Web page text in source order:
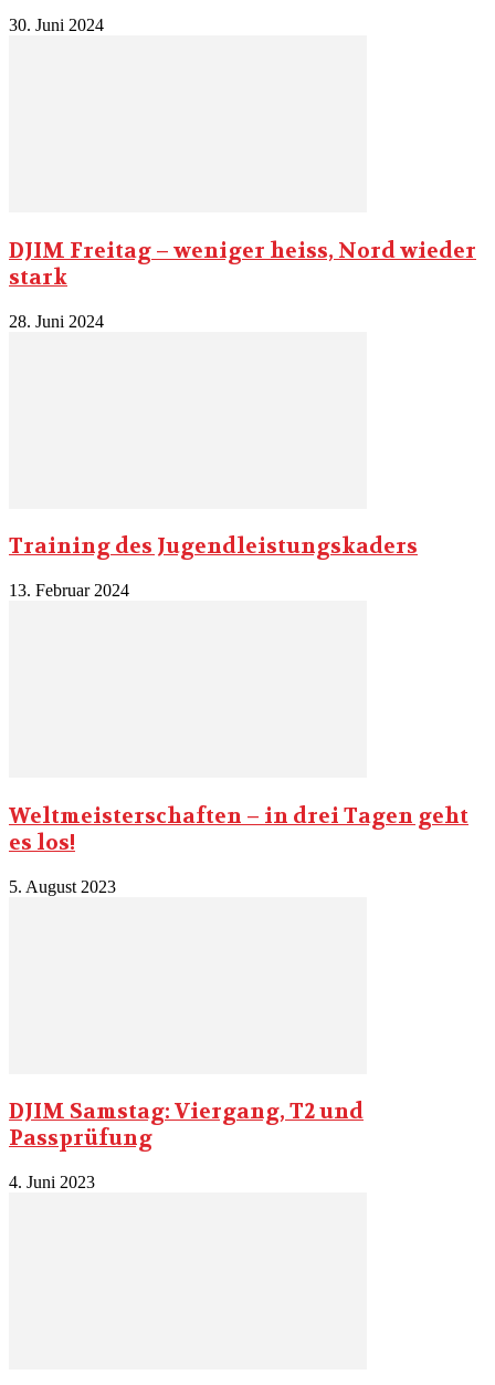
30. Juni 2024
DJIM Freitag – weniger heiss, Nord wieder
stark
28. Juni 2024
Training des Jugendleistungskaders
13. Februar 2024
Weltmeisterschaften – in drei Tagen geht
es los!
5. August 2023
DJIM Samstag: Viergang, T2 und
Passprüfung
4. Juni 2023